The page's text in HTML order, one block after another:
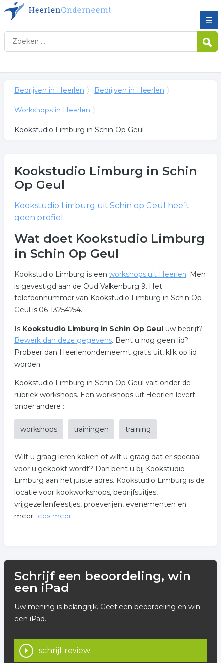
☰
Bedrijven in Heerlen Bedrijven in Heerlen
Workshops in Heerlen
Kookstudio Limburg in Schin Op Geul
Kookstudio Limburg in Schin
Op Geul
Kookstudio Limburg uit Schin op Geul heeft
geen profiel.
Wat doet Kookstudio Limburg
in Schin Op Geul
Kookstudio Limburg is een workshops uit Heerlen. Men
is gevestigd aan de Oud Valkenburg 9. Het
telefoonnummer van Kookstudio Limburg in Schin Op
Geul is 06-13254254.
Is Kookstudio Limburg in Schin Op Geuluw bedrijf?
Bewerk dan deze gegevens. Bent u nog geen lid?
Probeer dan Heerlenonderneemt gratis uit, klik op lid
worden.
Kookstudio Limburg in Schin Op Geul valt onder de
rubriek workshops. Een workshops uit Heerlen levert
onder andere :
workshops trainingen training
Wilt u graag leren koken of wilt u graag dat er speciaal
voor u gekookt wordt? Dan bent u bij Kookstudio
Limburg aan het juiste adres. Kookstudio Limburg is de
locatie voor kookworkshops, bedrijfsuitjes,
vrijgezellenfeestjes, proeverijen, evenementen en
meer. lees meer
* Individuele workshops.
* Groepsworkshops.
* Private dining.
* Catering.
Kookstudio Limburg biedt diverse soorten workshops
Schrijf een beoordeling, win
een iPad
Uw mening is belangrijk. Geef een beoordeling en win
een iPad.
schrijf review